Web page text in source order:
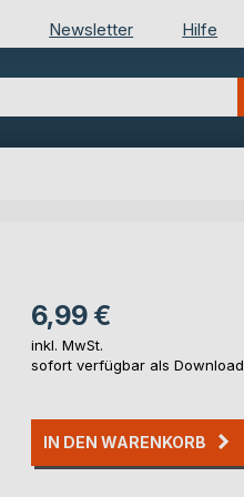
Newsletter Hilfe
6,99 €
inkl. MwSt.
sofort verfügbar als Download
IN DEN WARENKORB